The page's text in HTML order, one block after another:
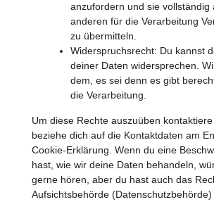
anzufordern und sie vollständig
anderen für die Verarbeitung
zu übermitteln.
Widerspruchsrecht: Du kannst
deiner Daten widersprechen.
dem, es sei denn es gibt
die Verarbeitung.
Um diese Rechte auszuüben
beziehe dich auf die Kontaktdaten am
Cookie-Erklärung. Wenn du eine
hast, wie wir deine Daten behandeln,
gerne hören, aber du hast auch das
Aufsichtsbehörde (Datenschutzbehörde)